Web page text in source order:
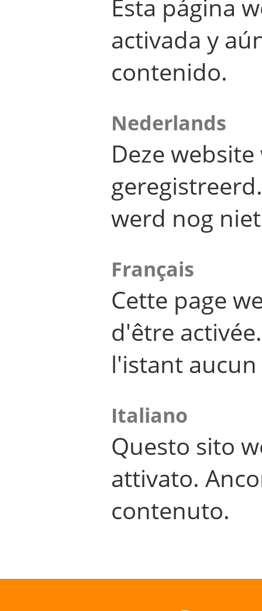
Esta página
activada y
contenido.
Nederlands
Deze
werd nog
Français
Cette page
d'être
l'istant
Italiano
Questo sito
attivato.
contenuto.